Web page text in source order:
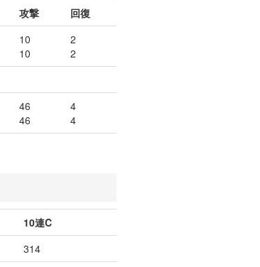
攻撃
回復
10
10
2
2
46
46
4
4
10連C
314